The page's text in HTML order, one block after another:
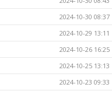
2024-10-30 08:37
2024-10-29 13:11
2024-10-26 16:25
2024-10-25 13:13
2024-10-23 09:33